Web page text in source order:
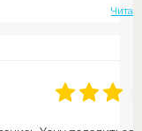
Но через полтора
получилось
чтобы ее
вахтовым